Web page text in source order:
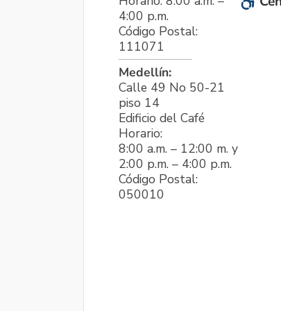
4:00 p.m.
Código Postal:
111071
Medellín:
Calle 49 No 50-21
piso 14
Edificio del Café
Horario:
8:00 a.m. – 12:00 m. y
2:00 p.m. – 4:00 p.m.
Código Postal:
050010